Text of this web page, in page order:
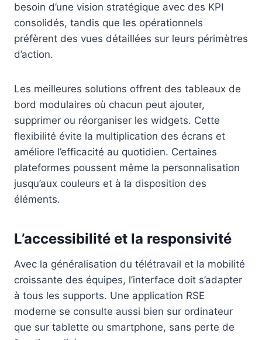
besoin d’une vision stratégique avec des KPI
consolidés, tandis que les opérationnels
préfèrent des vues détaillées sur leurs périmètres
d’action.
Les meilleures solutions offrent des tableaux de
bord modulaires où chacun peut ajouter,
supprimer ou réorganiser les widgets. Cette
flexibilité évite la multiplication des écrans et
améliore l’efficacité au quotidien. Certaines
plateformes poussent même la personnalisation
jusqu’aux couleurs et à la disposition des
éléments.
L’accessibilité et la responsivité
Avec la généralisation du télétravail et la mobilité
croissante des équipes, l’interface doit s’adapter
à tous les supports. Une application RSE
moderne se consulte aussi bien sur ordinateur
que sur tablette ou smartphone, sans perte de